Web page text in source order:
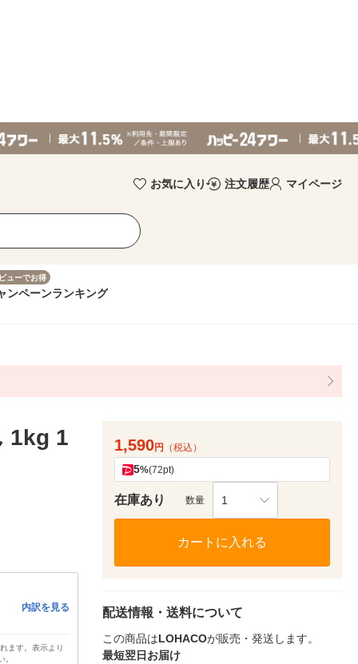
お気に入り 注文履歴 マイページ
ューでお得
ンペーンランキング
1kg 1
内訳を見る
ます。表示より
。
1,590円 （税込）
5%(72pt)
在庫あり 数量 1
カートに入れる
配送情報・送料について
この商品はLOHACOが販売・発送します。
最短翌日お届け